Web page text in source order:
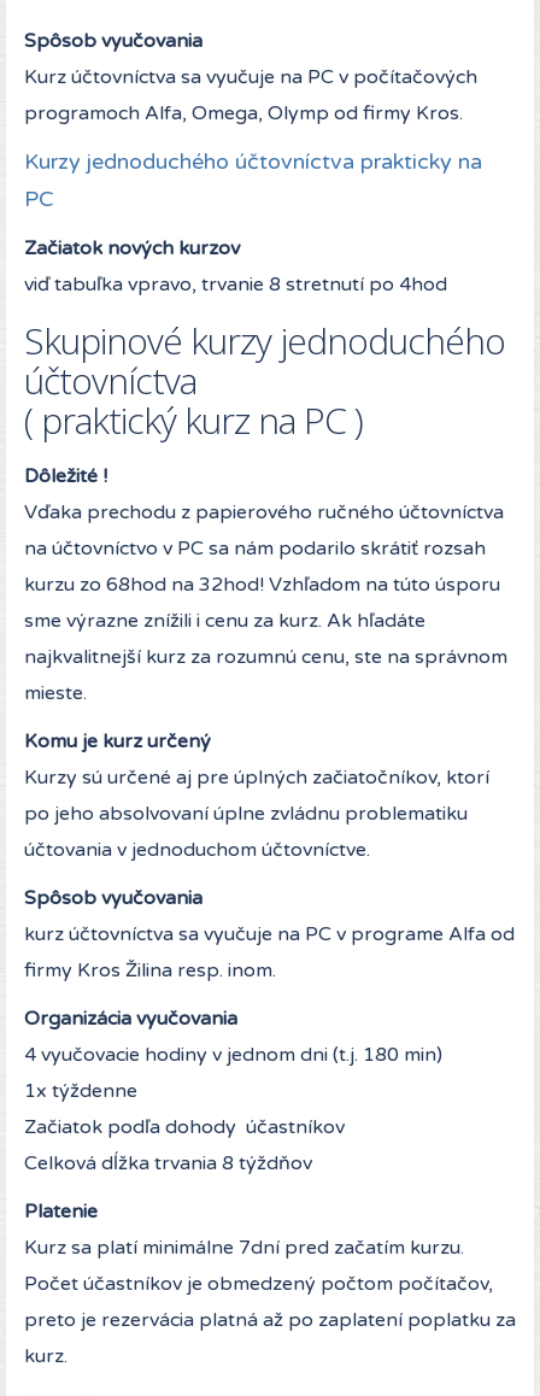
Spôsob vyučovania
Kurz účtovníctva sa vyučuje na PC v počítačových
programoch Alfa, Omega, Olymp od firmy Kros.
Kurzy jednoduchého účtovníctva prakticky na
PC
Začiatok nových kurzov
viď tabuľka vpravo, trvanie 8 stretnutí po 4hod
Skupinové kurzy jednoduchého
účtovníctva
( praktický kurz na PC )
Dôležité !
Vďaka prechodu z papierového ručného účtovníctva
na účtovníctvo v PC sa nám podarilo skrátiť rozsah
kurzu zo 68hod na 32hod! Vzhľadom na túto úsporu
sme výrazne znížili i cenu za kurz. Ak hľadáte
najkvalitnejší kurz za rozumnú cenu, ste na správnom
mieste.
Komu je kurz určený
Kurzy sú určené aj pre úplných začiatočníkov, ktorí
po jeho absolvovaní úplne zvládnu problematiku
účtovania v jednoduchom účtovníctve.
Spôsob vyučovania
kurz účtovníctva sa vyučuje na PC v programe Alfa od
firmy Kros Žilina resp. inom.
Organizácia vyučovania
4 vyučovacie hodiny v jednom dni (t.j. 180 min)
1x týždenne
Začiatok podľa dohody účastníkov
Celková dĺžka trvania 8 týždňov
Platenie
Kurz sa platí minimálne 7dní pred začatím kurzu.
Počet účastníkov je obmedzený počtom počítačov,
preto je rezervácia platná až po zaplatení poplatku za
kurz.